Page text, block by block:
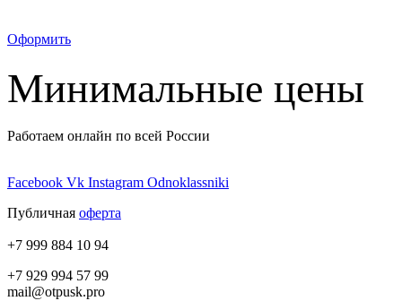
Оформить
Минимальные цены
Работаем онлайн по всей России
Facebook Vk Instagram Odnoklassniki
Публичная оферта
+7 999 884 10 94
+7 929 994 57 99
mail@otpusk.pro